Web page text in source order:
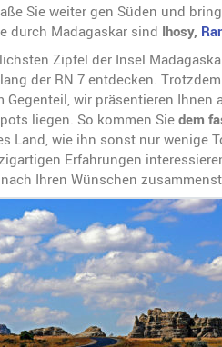
Sie weiter gen Süden und
durch Madagaskar sind Ihosy,
Zipfel der Insel
der RN 7 entdecken.
wir präsentieren Ihnen
liegen. So kommen Sie dem
Land, wie ihn sonst nur wenige
Erfahrungen
nach Ihren Wünschen